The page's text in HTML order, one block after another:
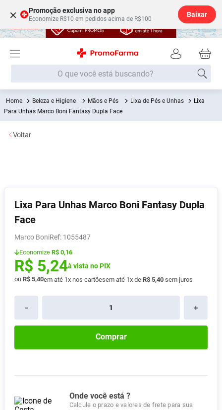
× Promoção exclusiva no app
Economize R$10 em pedidos acima de R$100
Baixar
O que você está buscando?
Beleza e Higiene Mãos e Pés Lixa de Pés e Unhas
Lixa
Para Unhas Marco Boni Fantasy Dupla Face
Lixa Para Unhas Marco Boni Fantasy Dupla
Face
Marco Boni : 1055487
Economize R$ 0,16
R$ 5,24à vista no PIX
ou R$ 5,40em até 1x nos cartõesem até 1x de R$ 5,40 sem juros
＋
－
Comprar
Onde você está ?
Calcule o prazo e valores de frete para sua
Voltar
Termos mais buscados
1º Fralda
2
5º Fralda G
6 º Shampoo
7º
8º Absorvente
9º Vitamina D
10 º Lavitan